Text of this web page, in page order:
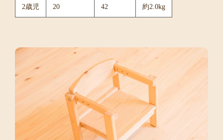
2歳児 20 42 約2.0kg